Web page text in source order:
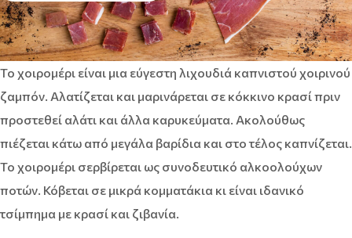
Το χοιρομέρι είναι μια εύγεστη λιχουδιά καπνιστού χοιρινού
ζαμπόν. Αλατίζεται και μαρινάρεται σε κόκκινο κρασί πριν
προστεθεί αλάτι και άλλα καρυκεύματα. Ακολούθως
πιέζεται κάτω από μεγάλα βαρίδια και στο τέλος καπνίζεται.
Το χοιρομέρι σερβίρεται ως συνοδευτικό αλκοολούχων
ποτών. Κόβεται σε μικρά κομματάκια κι είναι ιδανικό
τσίμπημα με κρασί και ζιβανία.